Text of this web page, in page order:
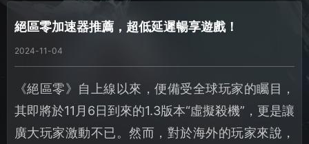
絕區零加速器推薦，超低延遲暢享遊戲！
2024-11-04
《絕區零》自上線以來，便備受全球玩家的矚目，
其即將於11月6日到來的1.3版本“虛擬殺機”，更是讓
廣大玩家激動不已。然而，對於海外的玩家來說，